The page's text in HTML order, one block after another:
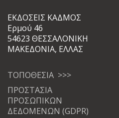
ΕΚΔΟΣΕΙΣ ΚΑΔΜΟΣ
Ερμού 46
54623 ΘΕΣΣΑΛΟΝΙΚΗ
ΜΑΚΕΔΟΝΙΑ, ΕΛΛΑΣ
ΤΟΠΟΘΕΣΙΑ >>>
ΠΡΟΣΤΑΣΙΑ
ΠΡΟΣΩΠΙΚΩΝ
ΔΕΔΟΜΕΝΩΝ (GDPR)